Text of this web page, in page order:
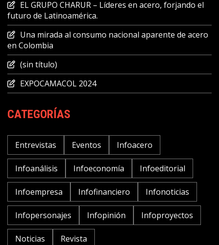
EL GRUPO CHARUR – Líderes en acero, forjando el
futuro de Latinoamérica.
Una mirada al consumo nacional aparente de acero
en Colombia
(sin título)
EXPOCAMACOL 2024
CATEGORÍAS
Entrevistas Eventos Infoacero
Infoanálisis Infoeconomía Infoeditorial
Infoempresa Infofinanciero Infonoticias
Infopersonajes Infopinión Infoproyectos
Noticias Revista